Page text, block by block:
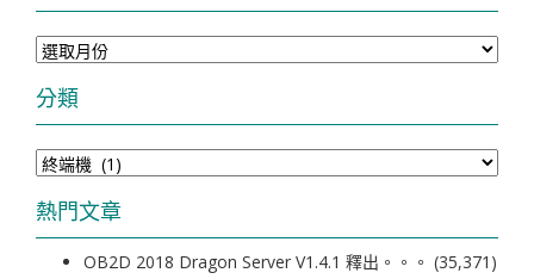
彙
整
分類
分
類
熱門文章
OB2D 2018 Dragon Server V1.4.1 釋出。。。 (35,371)